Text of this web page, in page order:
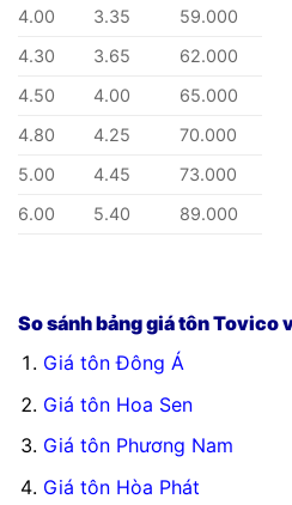
4.00
3.35
59.000
4.30
3.65
62.000
4.50
4.00
65.000
4.80
4.25
70.000
5.00
4.45
73.000
6.00
5.40 89.000
So sánh bảng giá tôn Tovico
Giá tôn Đông Á
Giá tôn Hoa Sen
Giá tôn Phương Nam
Giá tôn Hòa Phát